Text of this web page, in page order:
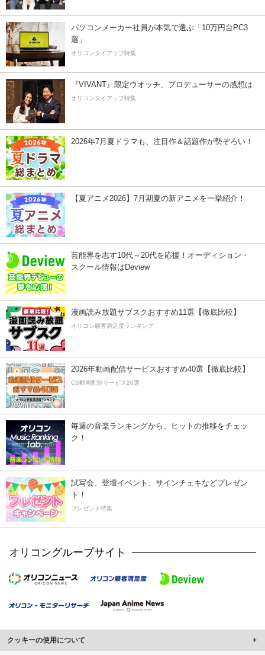
パソコンメーカー社員が本気で選ぶ「10万円台PC3
選」
オリコンタイアップ特集
『VIVANT』限定ウオッチ、プロデューサーの感想は
オリコンタイアップ特集
2026年7月夏ドラマも、注目作＆話題作が勢ぞろい！
【夏アニメ2026】7月期夏の新アニメを一挙紹介！
芸能界を志す10代～20代を応援！オーディション・
スクール情報はDeview
漫画読み放題サブスクおすすめ11選【徹底比較】
オリコン顧客満足度ランキング
2026年動画配信サービスおすすめ40選【徹底比較】
CS動画配信サービス20選
毎週の音楽ランキングから、ヒットの推移をチェッ
ク！
試写会、登壇イベント、サインチェキなどプレゼン
ト！
プレゼント特集
オリコングループサイト
クッキーの使用について